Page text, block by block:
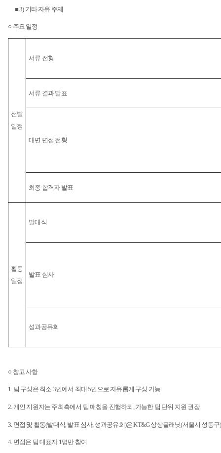
■3) 기타 자유 주제
○ 주요 일정
선발
일정
서류 전형
서류 결과 발표
대면 면접 전형
최종 합격자 발표
활동
일정
발대식
발표 심사
성과공유회
○ 참고 사항
1. 팀 구성은 최소 3인에서 최대5인으로 자유롭게 구성 가능
2.개인 지원자는 주최측에서 팀 매칭을 진행하되 ,가능한 팀 단위 지원 권장
3. 면접 및 활동(발대식 발표 심사, 성과공유회)은KT&G상상플래닛(서울시 성동구)
4. 면접은 팀 대표자 1명만 참여